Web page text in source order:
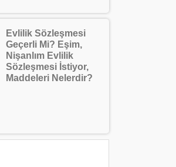
Evlilik Sözleşmesi
Geçerli Mi? Eşim,
Nişanlım Evlilik
Sözleşmesi İstiyor,
Maddeleri Nelerdir?